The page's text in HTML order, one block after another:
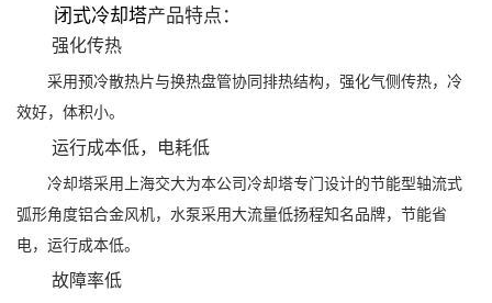
闭式冷却塔产品特点：
强化传热
采用预冷散热片与换热盘管协同排热结构，强化气侧传热，冷
效好，体积小。
运行成本低，电耗低
冷却塔采用上海交大为本公司冷却塔专门设计的节能型轴流式
弧形角度铝合金风机，水泵采用大流量低扬程知名品牌，节能省
电，运行成本低。
故障率低